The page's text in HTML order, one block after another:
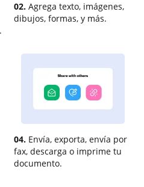
02. Agrega texto, imágenes,
dibujos, formas, y más.
04. Envía, exporta, envía por
fax, descarga o imprime tu
documento.